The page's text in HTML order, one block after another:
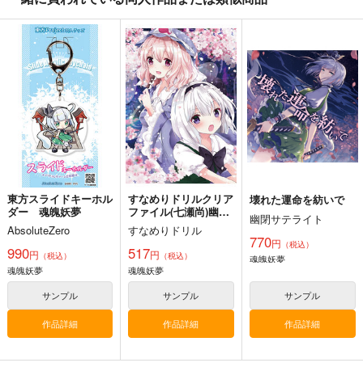
始まりの雨
幽閉サテライト
2,200円（税込）
東方Project
サンプル
カート
東方錦上
京 ～ Fossilized Won
ders.
上海アリス幻樂団
1,760円（税込）
東方Project
サンプル
カート
滅 ～ The Truth of th
e Cessation of Dukkh
a
Demetori
1,320円（税込）
東方Project 博麗霊夢
サンプル
東方スライドキーホル
ダー 魂魄妖夢
AbsoluteZero
990円 （税込）
魂魄妖夢
サンプル
作品詳細
すなめりドリルクリア
ファイル(七瀬尚)幽々
子＆妖夢
すなめりドリル
517円 （税込）
魂魄妖夢
サンプル
作品詳細
壊れた運命を紡いで
幽閉サテライト
770円 （税込）
魂魄妖夢
サンプル
作品詳細